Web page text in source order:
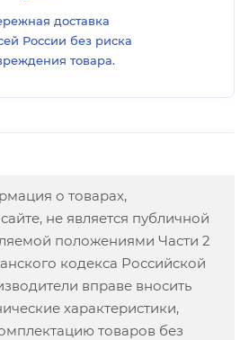
доставка
России без риска
товара.
о товарах,
не является публичной
положениями Части 2
кодекса Российской
вправе вносить
характеристики,
товаров без